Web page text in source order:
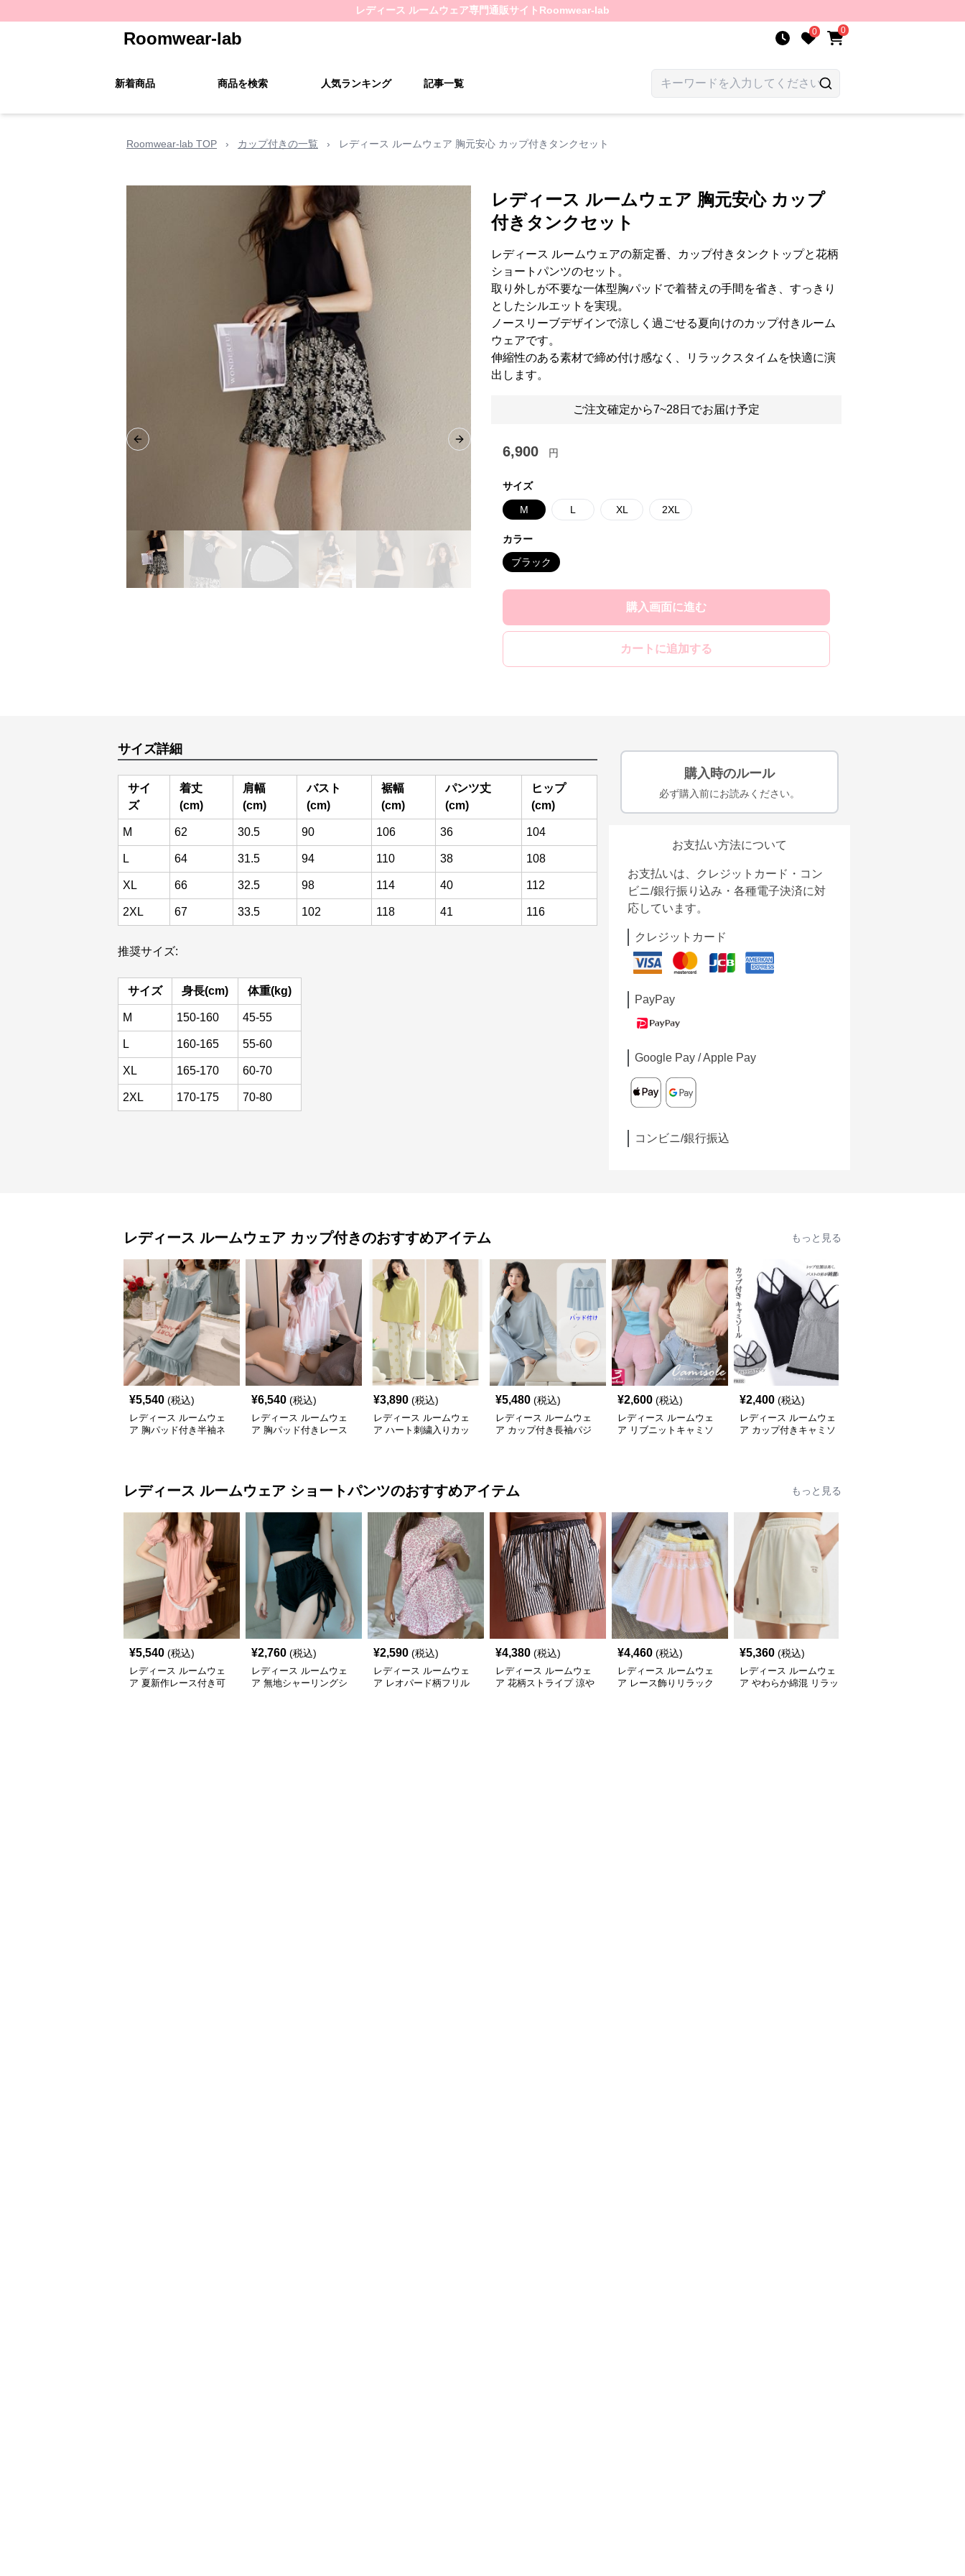
レディース ルームウェア専門通販サイト Roomwear-lab
Roomwear-lab 0 0
新着商品 商品を検索 人気ランキング 記事一覧
Roomwear-lab TOP › カップ付きの一覧 › レディース ルームウェア 胸元安心 カップ付きタンクセット
Previous slide Next slide
レディース ルームウェア 胸元安心 カップ
付きタンクセット
レディース ルームウェアの新定番、カップ付きタンクトップと花柄
ショートパンツのセット。
取り外しが不要な一体型胸パッドで着替えの手間を省き、すっきり
としたシルエットを実現。
ノースリーブデザインで涼しく過ごせる夏向けのカップ付きルーム
ウェアです。
伸縮性のある素材で締め付け感なく、リラックスタイムを快適に演
出します。
ご注文確定から7~28日でお届け予定
6,900 円
サイズ
M L XL 2XL
カラー
ブラック
購入画面に進む
カートに追加する
サイズ詳細
サイ
ズ
着丈
(cm)
肩幅
(cm)
バスト
(cm)
裾幅
(cm)
パンツ丈
(cm)
ヒップ
(cm)
M 62 30.5 90 106 36 104
L 64 31.5 94 110 38 108
XL 66 32.5 98 114 40 112
2XL 67 33.5 102 118 41 116
推奨サイズ:
サイズ 身長(cm) 体重(kg)
M 150-160 45-55
L 160-165 55-60
XL 165-170 60-70
2XL 170-175 70-80
購入時のルール
必ず購入前にお読みください。
お支払い方法について
お支払いは、クレジットカード・コン
ビニ/銀行振り込み・各種電子決済に対
応しています。
クレジットカード
PayPay
Google Pay / Apple Pay
コンビニ/銀行振込
レディース ルームウェア カップ付きのおすすめアイテム もっと見る
¥5,540 (税込)
レディース ルームウェ
ア 胸パッド付き半袖ネ
¥6,540 (税込)
レディース ルームウェ
ア 胸パッド付きレース
¥3,890 (税込)
レディース ルームウェ
ア ハート刺繍入りカッ
¥5,480 (税込)
レディース ルームウェ
ア カップ付き長袖パジ
¥2,600 (税込)
レディース ルームウェ
ア リブニットキャミソ
¥2,400 (税込)
レディース ルームウェ
ア カップ付きキャミソ
レディース ルームウェア ショートパンツのおすすめアイテム もっと見る
¥5,540 (税込)
レディース ルームウェ
ア 夏新作レース付き可
¥2,760 (税込)
レディース ルームウェ
ア 無地シャーリングシ
¥2,590 (税込)
レディース ルームウェ
ア レオパード柄フリル
¥4,380 (税込)
レディース ルームウェ
ア 花柄ストライプ 涼や
¥4,460 (税込)
レディース ルームウェ
ア レース飾りリラック
¥5,360 (税込)
レディース ルームウェ
ア やわらか綿混 リラッ